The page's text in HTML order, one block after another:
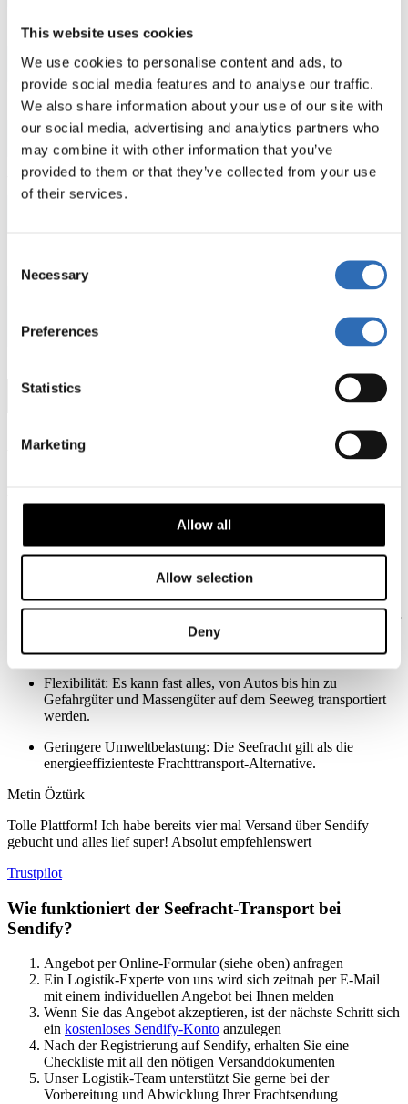
This website uses cookies
We use cookies to personalise content and ads, to
provide social media features and to analyse our traffic.
We also share information about your use of our site with
our social media, advertising and analytics partners who
may combine it with other information that you’ve
provided to them or that they’ve collected from your use
of their services.
Selection
Necessary
Preferences
Statistics
Marketing
Allow all
Allow selection
Deny
Vorteile von Seefracht
Seefracht-Transport über Sendify
besonders gut geeignet, wenn größere Mengen an Güter über
lange Distanzen transportiert werden und wenn die Lieferzeit
Bahntransport, vor allem wenn Sie größere Mengen
transportieren möchten.
Flexibilität: Es kann fast alles, von Autos bis hin zu
Gefahrgüter und Massengüter auf dem Seeweg transportiert
werden.
Geringere Umweltbelastung: Die Seefracht gilt als die
energieeffizienteste Frachttransport-Alternative.
Metin Öztürk
Tolle Plattform! Ich habe bereits vier mal Versand über Sendify
gebucht und alles lief super! Absolut empfehlenswert
Trustpilot
Wie funktioniert der Seefracht-Transport bei
Sendify?
Angebot per Online-Formular (siehe oben) anfragen
Ein Logistik-Experte von uns wird sich zeitnah per E-Mail
mit einem individuellen Angebot bei Ihnen melden
Wenn Sie das Angebot akzeptieren, ist der nächste Schritt sich
ein kostenloses Sendify-Konto anzulegen
Nach der Registrierung auf Sendify, erhalten Sie eine
Checkliste mit all den nötigen Versanddokumenten
Unser Logistik-Team unterstützt Sie gerne bei der
Vorbereitung und Abwicklung Ihrer Frachtsendung